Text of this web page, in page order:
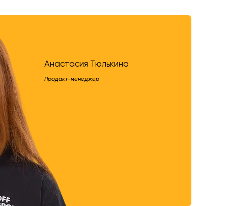
Анастасия Тюлькина
Продакт-менеджер